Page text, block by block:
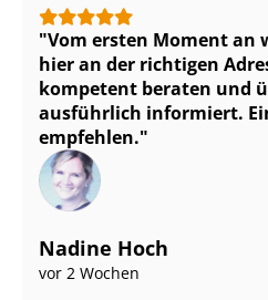
Vom ersten Moment an
hier an der richtigen
kompetent beraten und
ausführlich informiert.
empfehlen.
Nadine Hoch
vor 2 Wochen